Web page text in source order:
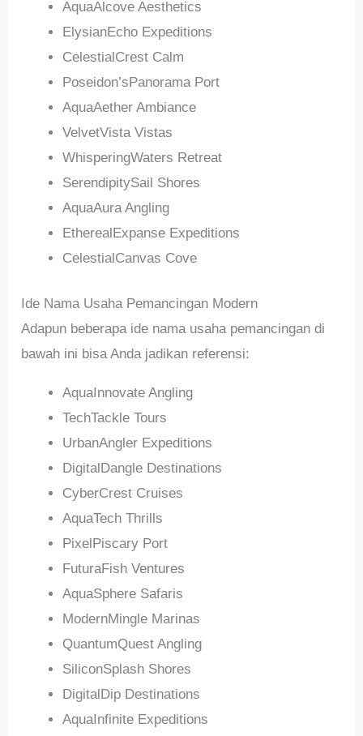
AquaAlcove Aesthetics
ElysianEcho Expeditions
CelestialCrest Calm
Poseidon’sPanorama Port
AquaAether Ambiance
VelvetVista Vistas
WhisperingWaters Retreat
SerendipitySail Shores
AquaAura Angling
EtherealExpanse Expeditions
CelestialCanvas Cove
Ide Nama Usaha Pemancingan Modern
Adapun beberapa ide nama usaha pemancingan di
bawah ini bisa Anda jadikan referensi:
AquaInnovate Angling
TechTackle Tours
UrbanAngler Expeditions
DigitalDangle Destinations
CyberCrest Cruises
AquaTech Thrills
PixelPiscary Port
FuturaFish Ventures
AquaSphere Safaris
ModernMingle Marinas
QuantumQuest Angling
SiliconSplash Shores
DigitalDip Destinations
AquaInfinite Expeditions